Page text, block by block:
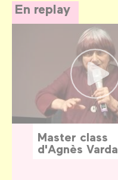
En replay
Master class
d'Agnès Varda